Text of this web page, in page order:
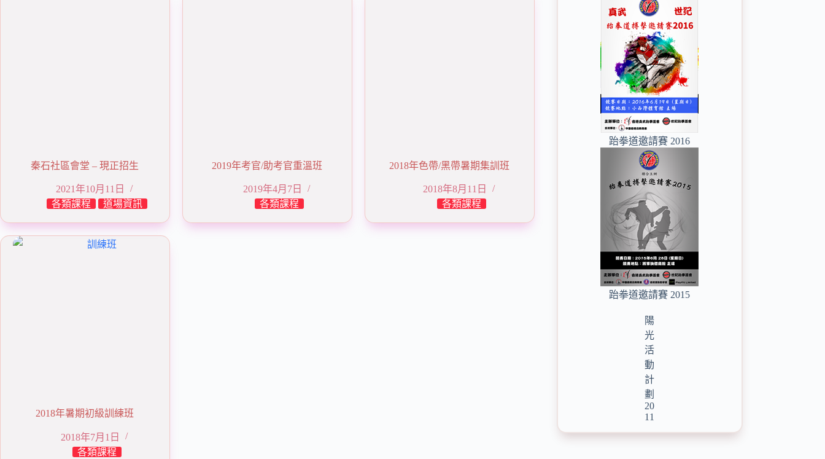
秦石社區會堂 – 現正招生
2021年10月11日
各類課程
道場資訊
2019年考官/助考官重溫班
2019年4月7日
各類課程
2018年色帶/黑帶暑期集訓班
2018年8月11日
各類課程
2018年暑期初級訓練班
2018年7月1日
各類課程
跆拳道邀請賽 2016
跆拳道邀請賽 2015
陽
光
活
動
計
劃
20
11